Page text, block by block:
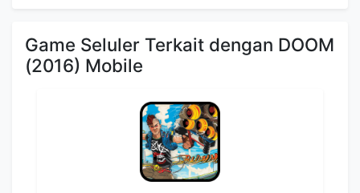
Game Seluler Terkait dengan DOOM
(2016) Mobile